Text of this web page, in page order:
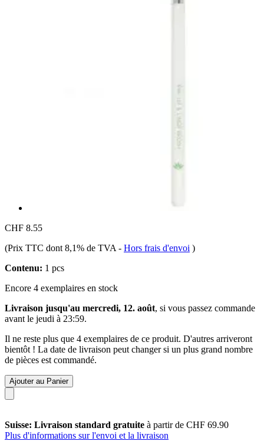
CHF 8.55
(Prix TTC dont 8,1% de TVA - Hors frais d'envoi )
Contenu: 1 pcs
Encore 4 exemplaires en stock
Livraison jusqu'au mercredi, 12. août, si vous passez commande
avant le jeudi à 23:59.
Il ne reste plus que 4 exemplaires de ce produit. D'autres arriveront
bientôt ! La date de livraison peut changer si un plus grand nombre
de pièces est commandé.
Ajouter au Panier
Suisse: Livraison standard gratuite à partir de CHF 69.90
Plus d'informations sur l'envoi et la livraison